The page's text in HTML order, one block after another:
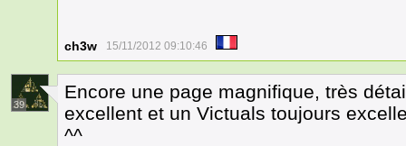
ch3w 15/11/2012 09:10:46
39
Encore une page magnifique, très
excellent et un Victuals toujours
^^